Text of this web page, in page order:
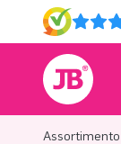
Assortimento